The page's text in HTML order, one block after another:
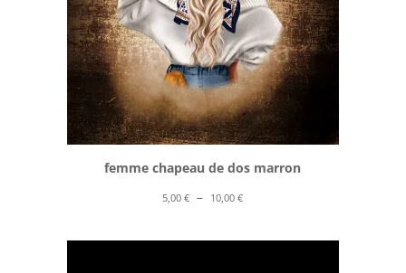
femme chapeau de dos marron
5,00€ – 10,00€Plage
prix :